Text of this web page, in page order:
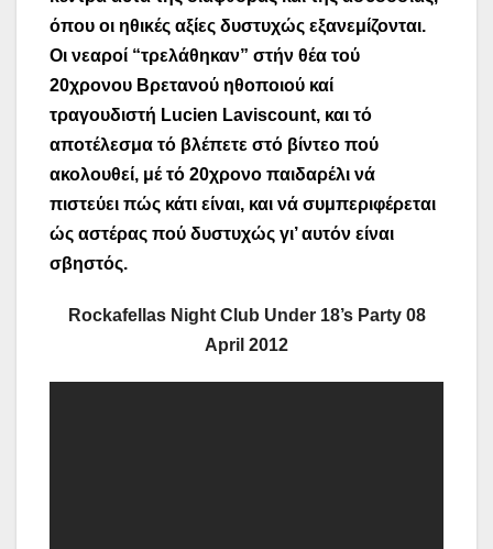
όπου οι ηθικές αξίες δυστυχώς εξανεμίζονται.
Οι νεαροί “τρελάθηκαν” στήν θέα τού
20χρονου Βρετανού ηθοποιού καί
τραγουδιστή Lucien Laviscount, και τό
αποτέλεσμα τό βλέπετε στό βίντεο πού
ακολουθεί, μέ τό 20χρονο παιδαρέλι νά
πιστεύει πώς κάτι είναι, και νά συμπεριφέρεται
ώς αστέρας πού δυστυχώς γι’ αυτόν είναι
σβηστός.
Rockafellas Night Club Under 18’s Party 08
April 2012